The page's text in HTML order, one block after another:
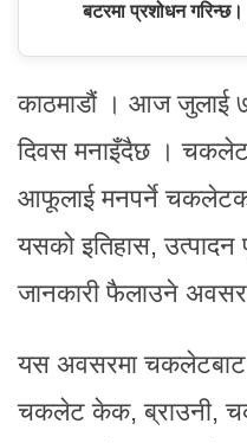
बटरमा प्रशोधन गरिन्छ।
काठमाडौं । आज जुलाई
दिवस मनाइँदैछ ।
आफूलाई मनपर्ने
यसको इतिहास, उत्पादन
जानकारी फैलाउने
यस अवसरमा चकलेटबाट
चकलेट केक, ब्राउनी,